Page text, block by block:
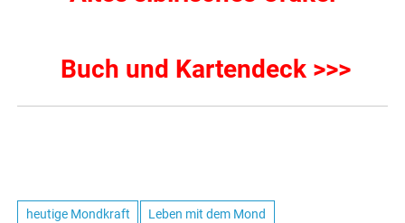
Buch und Kartendeck >>>
heutige Mondkraft Leben mit dem Mond